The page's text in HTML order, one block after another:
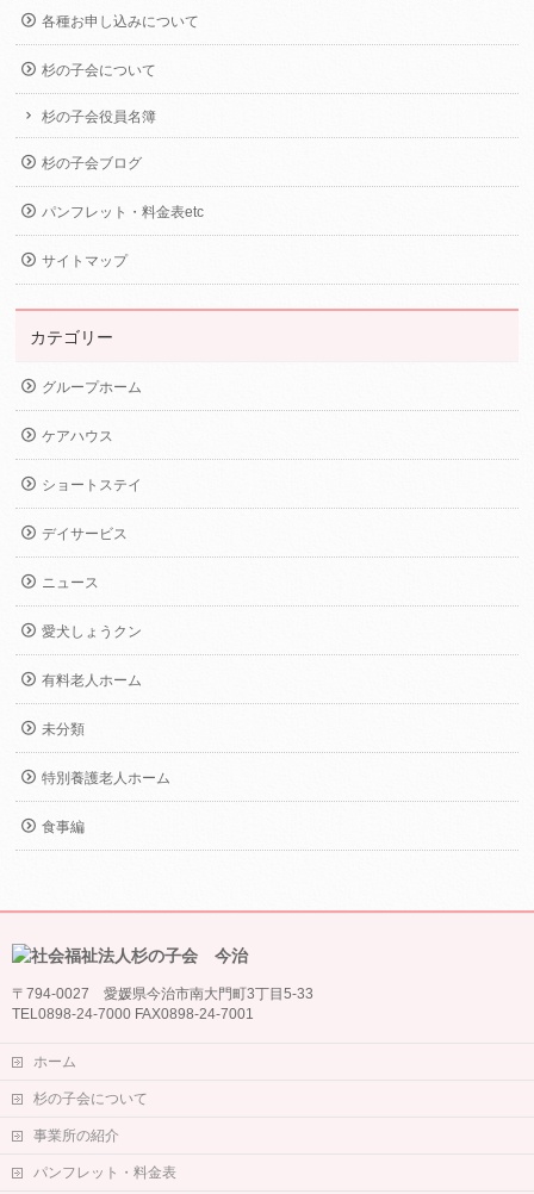
各種お申し込みについて
杉の子会について
杉の子会役員名簿
杉の子会ブログ
パンフレット・料金表etc
サイトマップ
カテゴリー
グループホーム
ケアハウス
ショートステイ
デイサービス
ニュース
愛犬しょうクン
有料老人ホーム
未分類
特別養護老人ホーム
食事編
〒794-0027 愛媛県今治市南大門町3丁目5-33
TEL0898-24-7000 FAX0898-24-7001
ホーム
杉の子会について
事業所の紹介
パンフレット・料金表